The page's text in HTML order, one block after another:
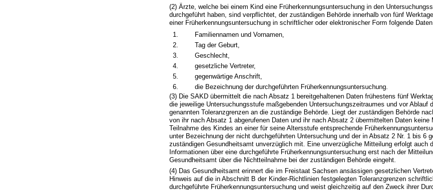
(2) Ärzte, welche bei einem Kind eine Früherkennungsuntersuchung in den
durchgeführt haben, sind verpflichtet, der zuständigen Behörde innerhalb von fünf
einer Früherkennungsuntersuchung in schriftlicher oder elektronischer Form folgende
1.
Familiennamen und Vornamen,
2.
Tag der Geburt,
3.
Geschlecht,
4.
gesetzliche Vertreter,
5.
gegenwärtige Anschrift,
6.
die Bezeichnung der durchgeführten Früherkennungsuntersuchung.
(3) Die SAKD übermittelt die nach Absatz 1 bereitgehaltenen Daten frühestens fünf
die jeweilige Untersuchungsstufe maßgebenden Untersuchungszeitraumes und vor Ablauf
genannten Toleranzgrenzen an die zuständige Behörde. Liegt der zuständigen Behörde
von ihr nach Absatz 1 abgerufenen Daten und ihr nach Absatz 2 übermittelten Daten keine
Teilnahme des Kindes an einer für seine Altersstufe entsprechende
unter Bezeichnung der nicht durchgeführten Untersuchung und der in Absatz 2 Nr. 1 bis 6
zuständigen Gesundheitsamt unverzüglich mit. Eine unverzügliche Mitteilung erfolgt auch
Informationen über eine durchgeführte Früherkennungsuntersuchung erst nach der
Gesundheitsamt über die Nichtteilnahme bei der zuständigen Behörde eingeht.
(4) Das Gesundheitsamt erinnert die im Freistaat Sachsen ansässigen gesetzlichen
Hinweis auf die in Abschnitt B der Kinder-Richtlinien festgelegten Toleranzgrenzen
durchgeführte Früherkennungsuntersuchung und weist gleichzeitig auf den Zweck ihrer